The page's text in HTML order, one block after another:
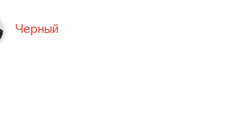
Черный